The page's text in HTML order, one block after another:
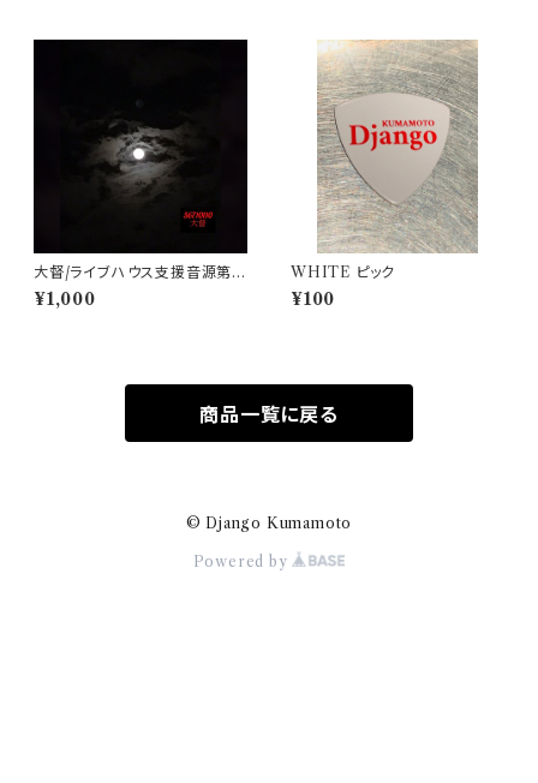
大督/ライブハウス支援音源第2
弾「56710110」
¥1,000
WHITE ピック
¥100
商品一覧に戻る
© Django Kumamoto
Powered by